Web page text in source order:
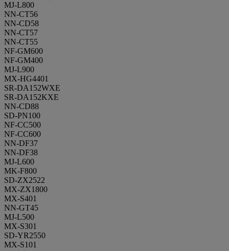
MJ-L800
NN-CT56
NN-CD58
NN-CT57
NN-CT55
NF-GM600
NF-GM400
MJ-L900
MX-HG4401
SR-DA152WXE
SR-DA152KXE
NN-CD88
SD-PN100
NF-CC500
NF-CC600
NN-DF37
NN-DF38
MJ-L600
MK-F800
SD-ZX2522
MX-ZX1800
MX-S401
NN-GT45
MJ-L500
MX-S301
SD-YR2550
MX-S101